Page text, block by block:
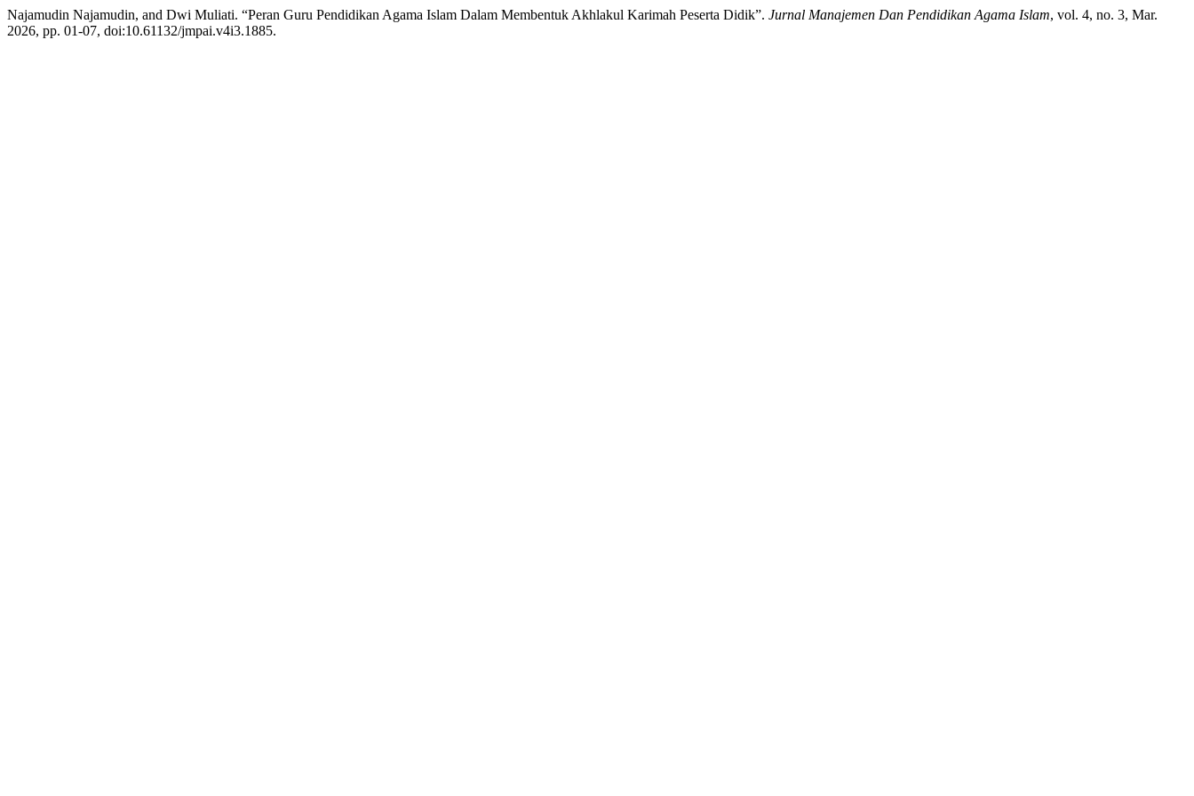
Najamudin Najamudin, and Dwi Muliati. “Peran Guru Pendidikan Agama Islam Dalam Membentuk Akhlakul Karimah Peserta Didik”. Jurnal Manajemen Dan Pendidikan Agama Islam, vol. 4, no. 3, Mar.
2026, pp. 01-07, doi:10.61132/jmpai.v4i3.1885.